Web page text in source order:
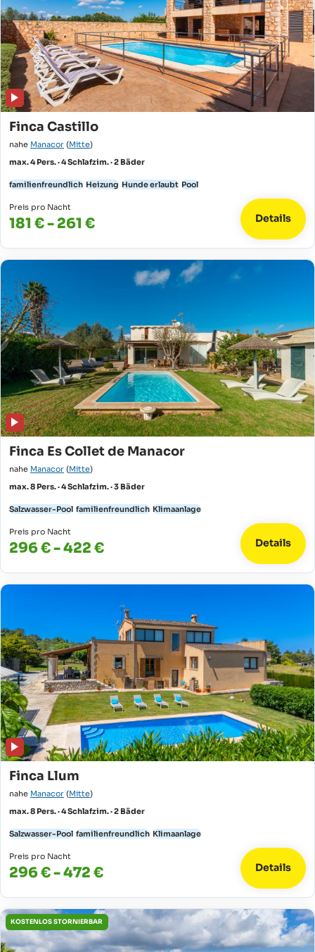
Finca Castillo
nahe Manacor (Mitte)
max. 4 Pers. · 4 Schlafzim. · 2 Bäder
familienfreundlich Heizung Hunde erlaubt Pool
Preis pro Nacht
181 € - 261 € Details
Finca Es Collet de Manacor
nahe Manacor (Mitte)
max. 8 Pers. · 4 Schlafzim. · 3 Bäder
Salzwasser-Pool familienfreundlich Klimaanlage
Preis pro Nacht
296 € - 422 € Details
Finca Llum
nahe Manacor (Mitte)
max. 8 Pers. · 4 Schlafzim. · 2 Bäder
Salzwasser-Pool familienfreundlich Klimaanlage
Preis pro Nacht
296 € - 472 € Details
KOSTENLOS STORNIERBAR